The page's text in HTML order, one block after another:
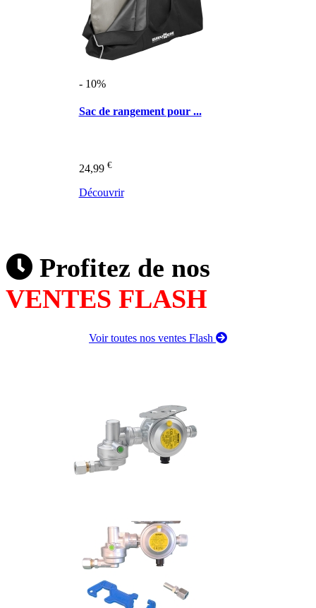
- 10%
Sac de rangement pour ...
24,99 €
Découvrir
Profitez de nos
VENTES FLASH
Voir toutes nos ventes Flash